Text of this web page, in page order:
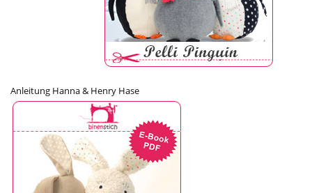
Anleitung Hanna & Henry Hase